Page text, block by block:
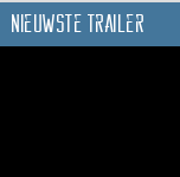
Nieuwste trailer